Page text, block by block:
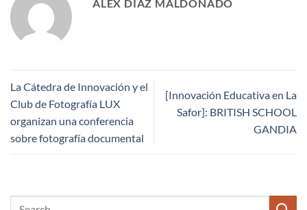
ALEX DÍAZ MALDONADO
La Cátedra de Innovación y el
Club de Fotografía LUX
organizan una conferencia
sobre fotografía documental
[Innovación Educativa en La
Safor]: BRITISH SCHOOL
GANDIA